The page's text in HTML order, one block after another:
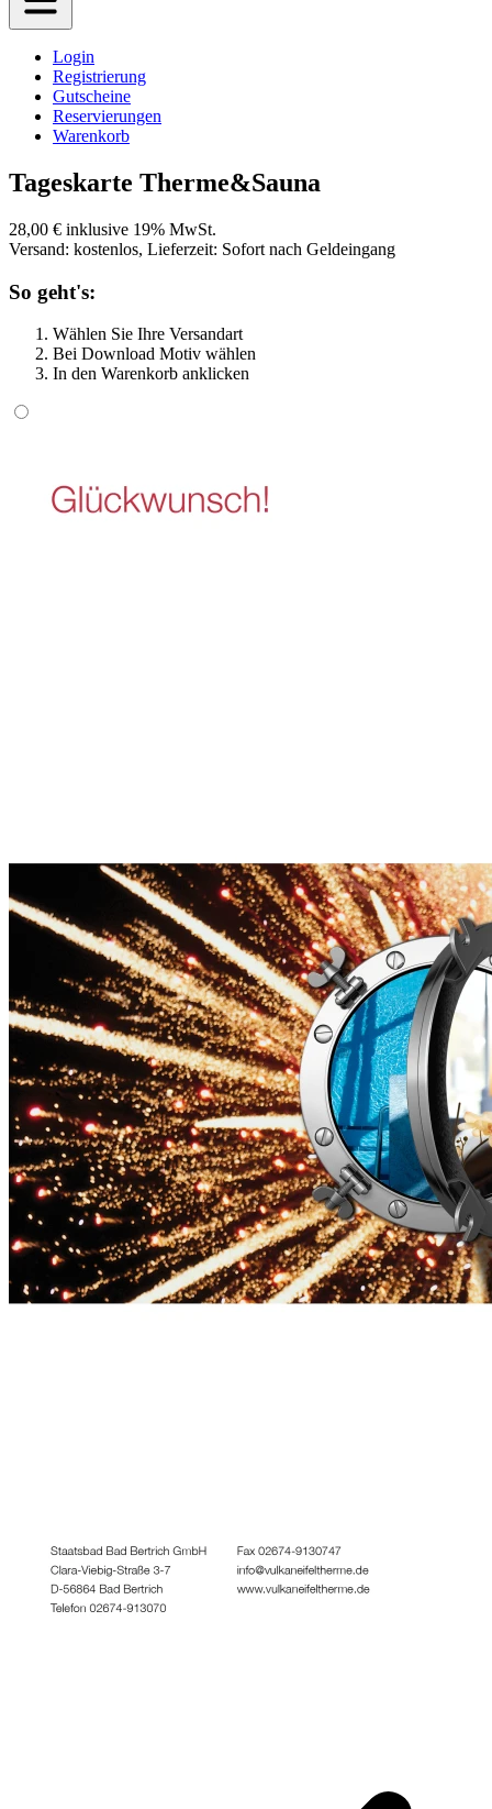
Login
Registrierung
Gutscheine
Reservierungen
Warenkorb
Tageskarte Therme&Sauna
28,00 € inklusive 19% MwSt.
Versand: kostenlos, Lieferzeit: Sofort nach Geldeingang
So geht's:
Wählen Sie Ihre Versandart
Bei Download Motiv wählen
In den Warenkorb anklicken